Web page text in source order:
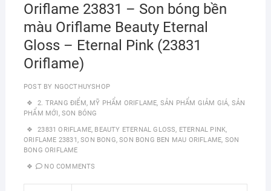
Oriflame 23831 – Son bóng bền
màu Oriflame Beauty Eternal
Gloss – Eternal Pink (23831
Oriflame)
POST BY NGOCTHUYSHOP
2. TRANG ĐIỂM, MỸ PHẨM ORIFLAME, SẢN PHẨM GIẢM GIÁ, SẢN
PHẨM MỚI, SON BÓNG
23831 ORIFLAME, BEAUTY ETERNAL GLOSS, ETERNAL PINK,
ORIFLAME 23831,SON BONG,SON BONG BEN MAU ORIFLAME, SON
BONG ORIFLAME
NO COMMENTS